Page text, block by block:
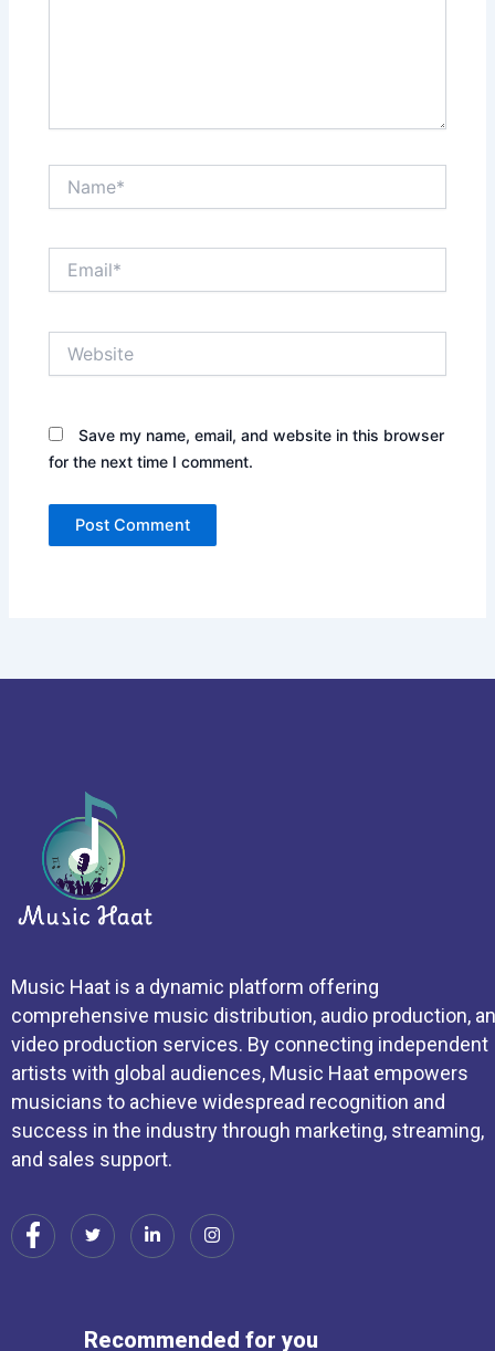
Save my name, email, and website in this browser
for the next time I comment.
Music Haat is a dynamic platform offering
comprehensive music distribution, audio production,
video production services. By connecting independent
artists with global audiences, Music Haat empowers
musicians to achieve widespread recognition and
success in the industry through marketing, streaming,
and sales support.
Recommended for you